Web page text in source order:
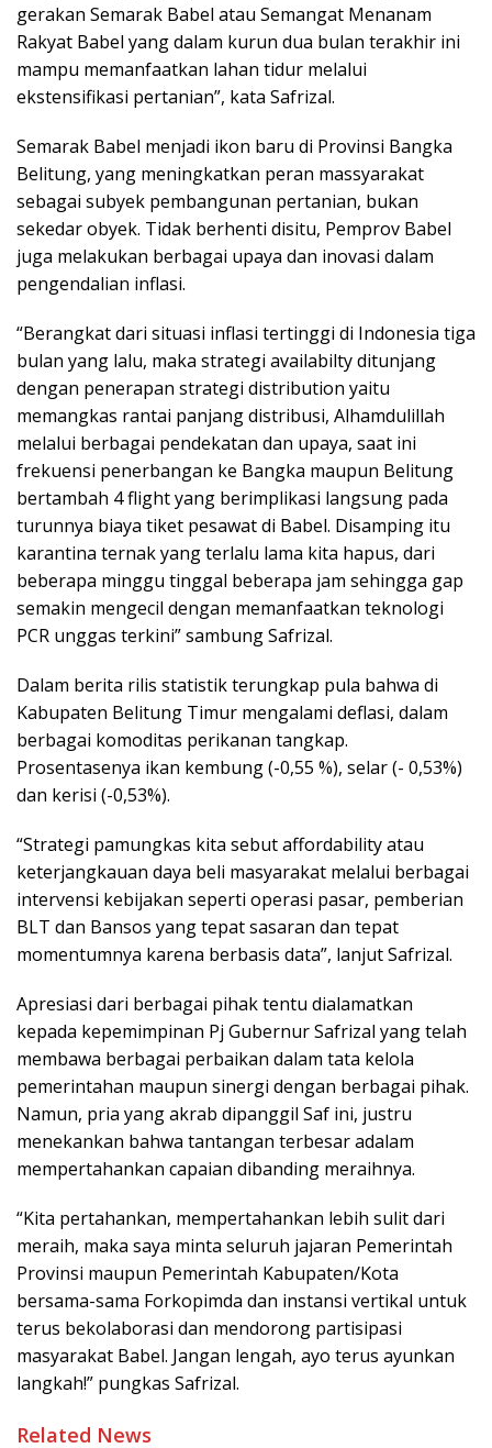
gerakan Semarak Babel atau Semangat Menanam
Rakyat Babel yang dalam kurun dua bulan terakhir ini
mampu memanfaatkan lahan tidur melalui
ekstensifikasi pertanian”, kata Safrizal.
Semarak Babel menjadi ikon baru di Provinsi Bangka
Belitung, yang meningkatkan peran massyarakat
sebagai subyek pembangunan pertanian, bukan
sekedar obyek. Tidak berhenti disitu, Pemprov Babel
juga melakukan berbagai upaya dan inovasi dalam
pengendalian inflasi.
“Berangkat dari situasi inflasi tertinggi di Indonesia tiga
bulan yang lalu, maka strategi availabilty ditunjang
dengan penerapan strategi distribution yaitu
memangkas rantai panjang distribusi, Alhamdulillah
melalui berbagai pendekatan dan upaya, saat ini
frekuensi penerbangan ke Bangka maupun Belitung
bertambah 4 flight yang berimplikasi langsung pada
turunnya biaya tiket pesawat di Babel. Disamping itu
karantina ternak yang terlalu lama kita hapus, dari
beberapa minggu tinggal beberapa jam sehingga gap
semakin mengecil dengan memanfaatkan teknologi
PCR unggas terkini” sambung Safrizal.
Dalam berita rilis statistik terungkap pula bahwa di
Kabupaten Belitung Timur mengalami deflasi, dalam
berbagai komoditas perikanan tangkap.
Prosentasenya ikan kembung (-0,55 %), selar (- 0,53%)
dan kerisi (-0,53%).
“Strategi pamungkas kita sebut affordability atau
keterjangkauan daya beli masyarakat melalui berbagai
intervensi kebijakan seperti operasi pasar, pemberian
BLT dan Bansos yang tepat sasaran dan tepat
momentumnya karena berbasis data”, lanjut Safrizal.
Apresiasi dari berbagai pihak tentu dialamatkan
kepada kepemimpinan Pj Gubernur Safrizal yang telah
membawa berbagai perbaikan dalam tata kelola
pemerintahan maupun sinergi dengan berbagai pihak.
Namun, pria yang akrab dipanggil Saf ini, justru
menekankan bahwa tantangan terbesar adalam
mempertahankan capaian dibanding meraihnya.
“Kita pertahankan, mempertahankan lebih sulit dari
meraih, maka saya minta seluruh jajaran Pemerintah
Provinsi maupun Pemerintah Kabupaten/Kota
bersama-sama Forkopimda dan instansi vertikal untuk
terus bekolaborasi dan mendorong partisipasi
masyarakat Babel. Jangan lengah, ayo terus ayunkan
langkah!” pungkas Safrizal.
Related News